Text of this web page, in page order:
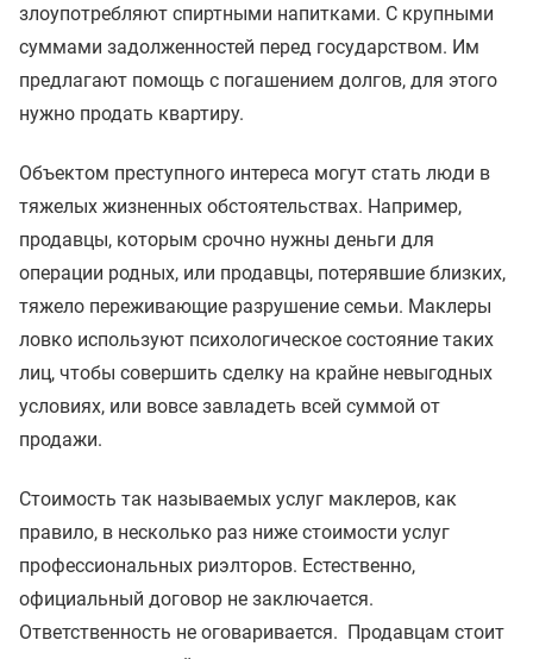
злоупотребляют спиртными напитками. С крупными
суммами задолженностей перед государством. Им
предлагают помощь с погашением долгов, для этого
нужно продать квартиру.
Объектом преступного интереса могут стать люди в
тяжелых жизненных обстоятельствах. Например,
продавцы, которым срочно нужны деньги для
операции родных, или продавцы, потерявшие близких,
тяжело переживающие разрушение семьи. Маклеры
ловко используют психологическое состояние таких
лиц, чтобы совершить сделку на крайне невыгодных
условиях, или вовсе завладеть всей суммой от
продажи.
Стоимость так называемых услуг маклеров, как
правило, в несколько раз ниже стоимости услуг
профессиональных риэлторов. Естественно,
официальный договор не заключается.
Ответственность не оговаривается. Продавцам стоит